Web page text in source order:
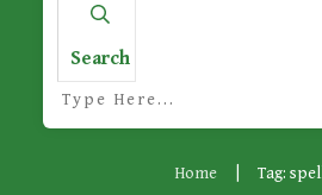
Search
Home Tag: